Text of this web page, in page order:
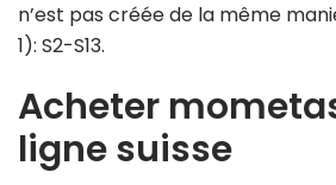
n’est pas créée de la même
1): S2-S13.
Acheter
ligne suisse